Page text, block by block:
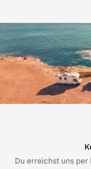
Du erreichst uns per